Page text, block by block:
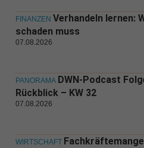
FINANZEN Verhandeln lernen:
schaden muss
07.08.2026
PANORAMA DWN-Podcast
Rückblick – KW 32
07.08.2026
WIRTSCHAFT